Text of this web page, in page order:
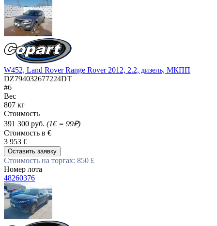
W452, Land Rover Range Rover 2012, 2.2, дизель, МКПП
DZ794032677224DT
#6
Вес
807 кг
Стоимость
391 300 руб. (1€ = 99₽)
Стоимость в €
3 953 €
Оставить заявку
Стоимость на торгах: 850 £
Номер лота
48260376